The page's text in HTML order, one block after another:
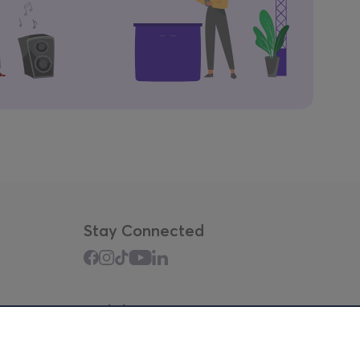
Stay Connected
Mobile app